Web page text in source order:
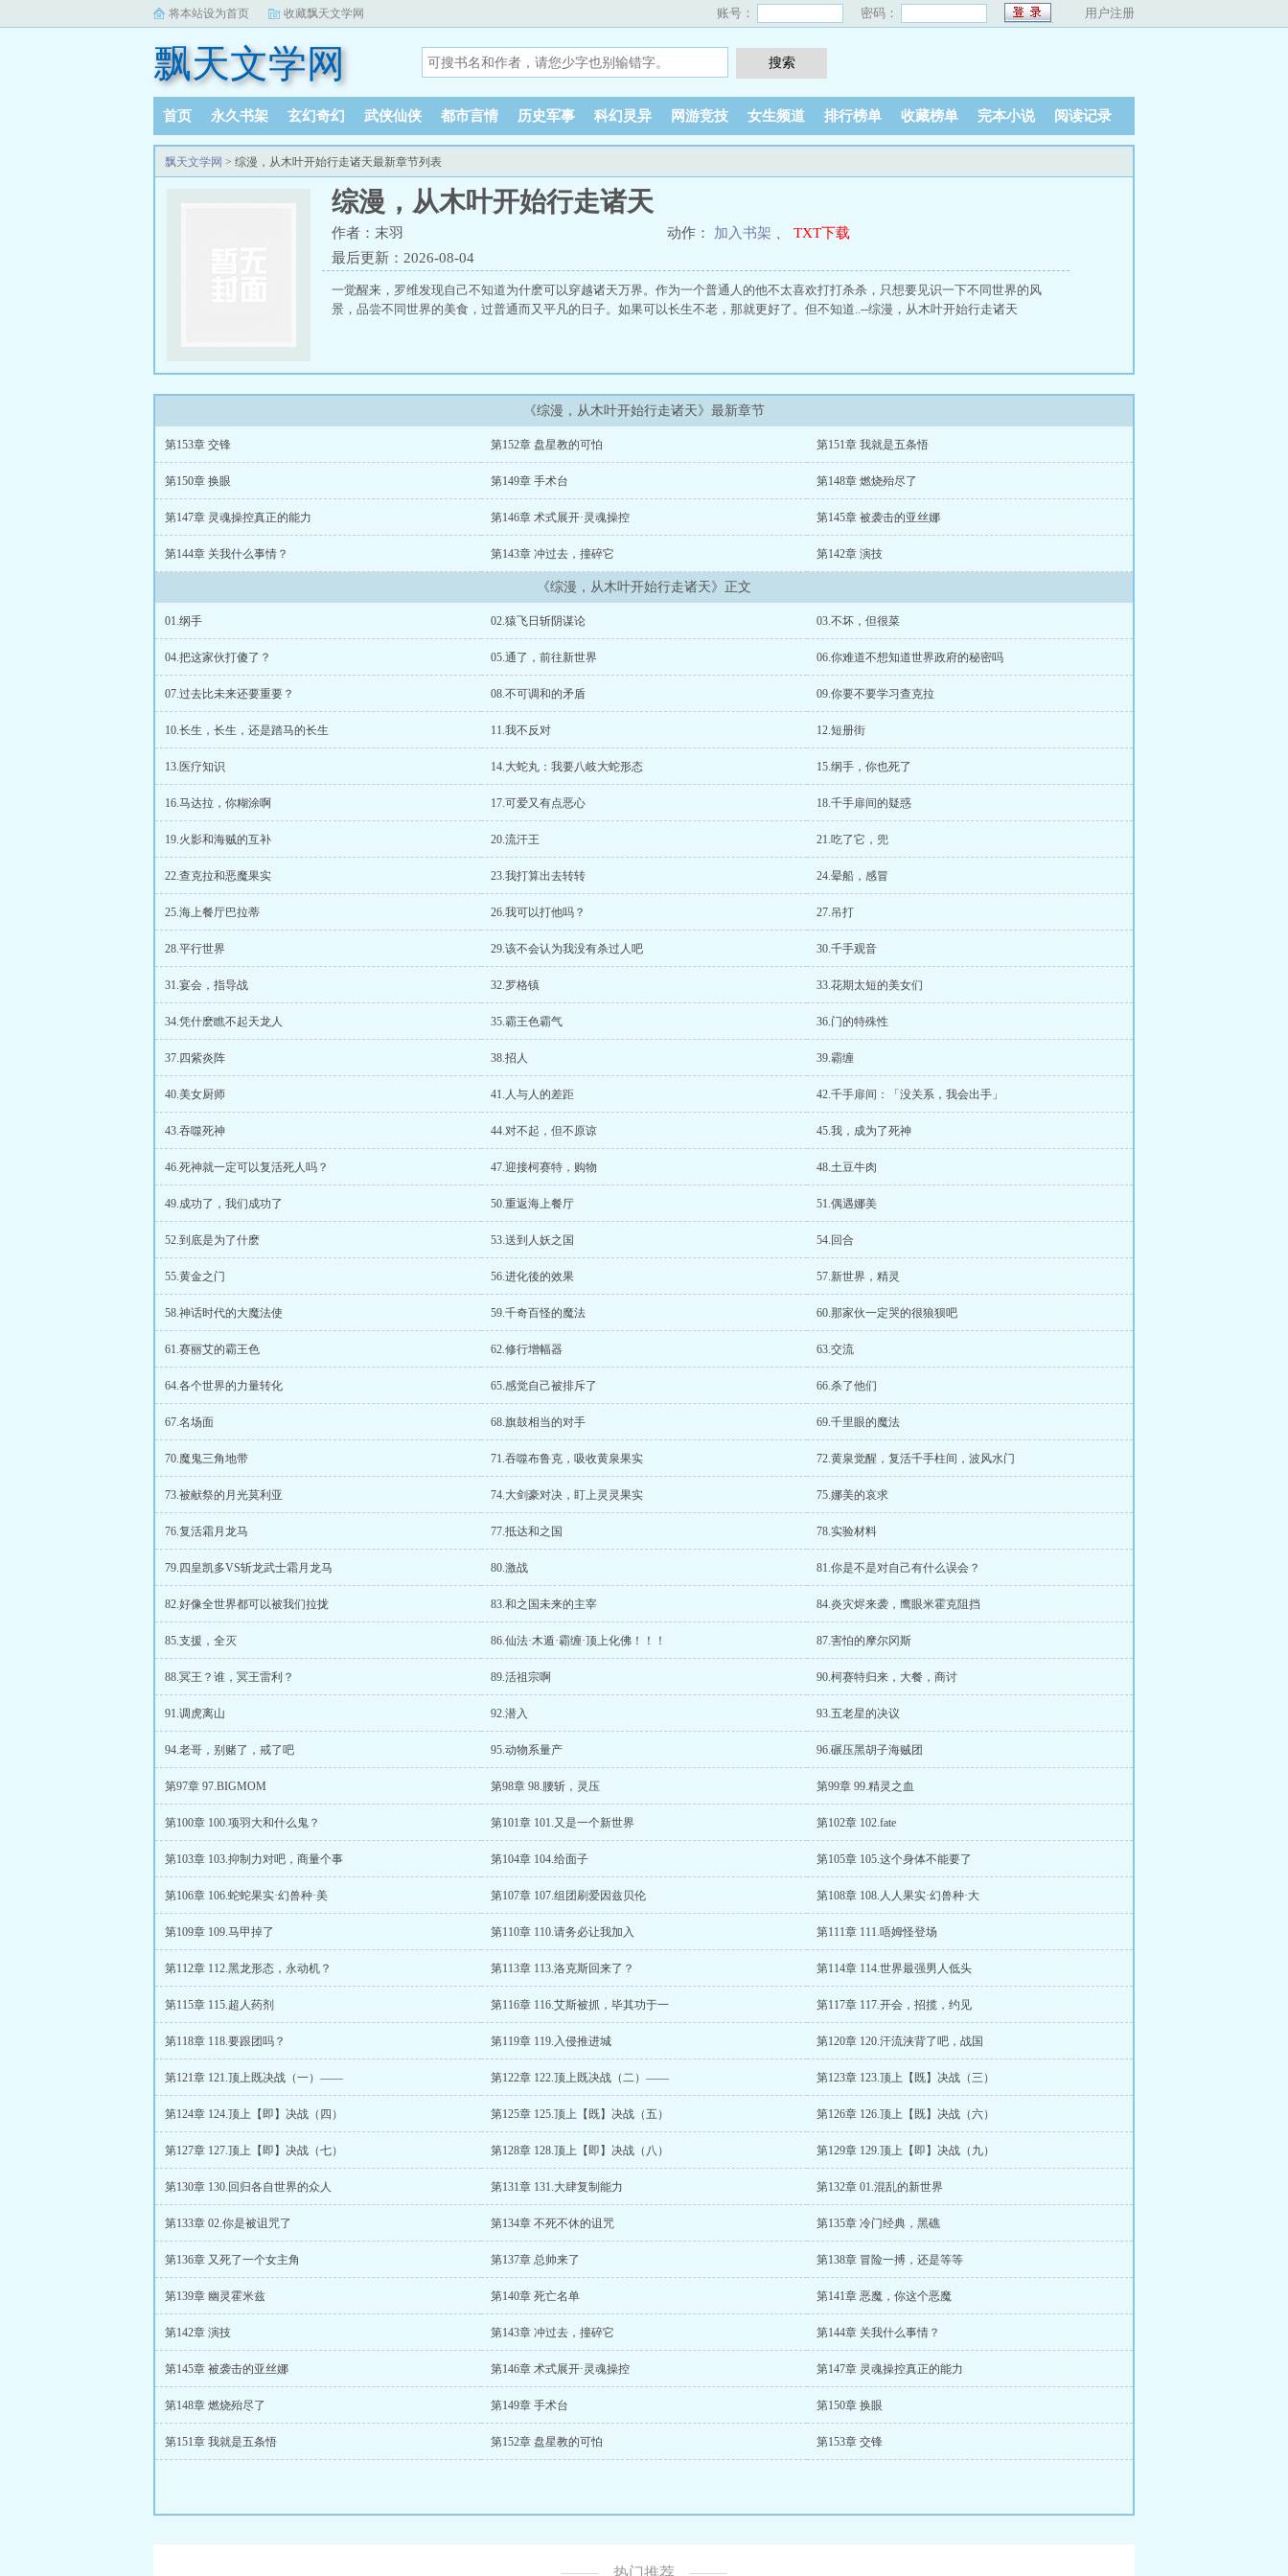
将本站设为首页 收藏飘天文学网 账号： 密码： 用户注册
飘天文学网
首页 永久书架 玄幻奇幻 武侠仙侠 都市言情 历史军事 科幻灵异 网游竞技 女生频道 排行榜单 收藏榜单 完本小说 阅读记录
飘天文学网 > 综漫，从木叶开始行走诸天最新章节列表
综漫，从木叶开始行走诸天
作者：末羽 动作： 加入书架
TXT下载
最后更新：2026-08-04
一觉醒来，罗维发现自己不知道为什麽可以穿越诸天万界。作为一个普通人的他不太喜欢打打杀杀，只想要见识一下不同世界的风
景，品尝不同世界的美食，过普通而又平凡的日子。如果可以长生不老，那就更好了。但不知道..--综漫，从木叶开始行走诸天
《综漫，从木叶开始行走诸天》最新章节
第153章 交锋 第152章 盘星教的可怕 第151章 我就是五条悟
第150章 换眼 第149章 手术台 第148章 燃烧殆尽了
第147章 灵魂操控真正的能力 第146章 术式展开·灵魂操控 第145章 被袭击的亚丝娜
第144章 关我什么事情？ 第143章 冲过去，撞碎它 第142章 演技
《综漫，从木叶开始行走诸天》正文
01.纲手 02.猿飞日斩阴谋论 03.不坏，但很菜
04.把这家伙打傻了？ 05.通了，前往新世界 06.你难道不想知道世界政府的秘密吗
07.过去比未来还要重要？ 08.不可调和的矛盾 09.你要不要学习查克拉
10.长生，长生，还是踏马的长生 11.我不反对 12.短册街
13.医疗知识 14.大蛇丸：我要八岐大蛇形态 15.纲手，你也死了
16.马达拉，你糊涂啊 17.可爱又有点恶心 18.千手扉间的疑惑
19.火影和海贼的互补 20.流汗王 21.吃了它，兜
22.查克拉和恶魔果实 23.我打算出去转转 24.晕船，感冒
25.海上餐厅巴拉蒂 26.我可以打他吗？ 27.吊打
28.平行世界 29.该不会认为我没有杀过人吧 30.千手观音
31.宴会，指导战 32.罗格镇 33.花期太短的美女们
34.凭什麽瞧不起天龙人 35.霸王色霸气 36.门的特殊性
37.四紫炎阵 38.招人 39.霸缠
40.美女厨师 41.人与人的差距 42.千手扉间：「没关系，我会出手」
43.吞噬死神 44.对不起，但不原谅 45.我，成为了死神
46.死神就一定可以复活死人吗？ 47.迎接柯赛特，购物 48.土豆牛肉
49.成功了，我们成功了 50.重返海上餐厅 51.偶遇娜美
52.到底是为了什麽 53.送到人妖之国 54.回合
55.黄金之门 56.进化後的效果 57.新世界，精灵
58.神话时代的大魔法使 59.千奇百怪的魔法 60.那家伙一定哭的很狼狈吧
61.赛丽艾的霸王色 62.修行增幅器 63.交流
64.各个世界的力量转化 65.感觉自己被排斥了 66.杀了他们
67.名场面 68.旗鼓相当的对手 69.千里眼的魔法
70.魔鬼三角地带 71.吞噬布鲁克，吸收黄泉果实 72.黄泉觉醒，复活千手柱间，波风水门
73.被献祭的月光莫利亚 74.大剑豪对决，盯上灵灵果实 75.娜美的哀求
76.复活霜月龙马 77.抵达和之国 78.实验材料
79.四皇凯多VS斩龙武士霜月龙马 80.激战 81.你是不是对自己有什么误会？
82.好像全世界都可以被我们拉拢 83.和之国未来的主宰 84.炎灾烬来袭，鹰眼米霍克阻挡
85.支援，全灭 86.仙法·木遁·霸缠·顶上化佛！！！ 87.害怕的摩尔冈斯
88.冥王？谁，冥王雷利？ 89.活祖宗啊 90.柯赛特归来，大餐，商讨
91.调虎离山 92.潜入 93.五老星的决议
94.老哥，别赌了，戒了吧 95.动物系量产 96.碾压黑胡子海贼团
第97章 97.BIGMOM 第98章 98.腰斩，灵压 第99章 99.精灵之血
第100章 100.项羽大和什么鬼？ 第101章 101.又是一个新世界 第102章 102.fate
第103章 103.抑制力对吧，商量个事 第104章 104.给面子 第105章 105.这个身体不能要了
第106章 106.蛇蛇果实·幻兽种·美 第107章 107.组团刷爱因兹贝伦 第108章 108.人人果实·幻兽种·大
第109章 109.马甲掉了 第110章 110.请务必让我加入 第111章 111.唔姆怪登场
第112章 112.黑龙形态，永动机？ 第113章 113.洛克斯回来了？ 第114章 114.世界最强男人低头
第115章 115.超人药剂 第116章 116.艾斯被抓，毕其功于一 第117章 117.开会，招揽，约见
第118章 118.要跟团吗？ 第119章 119.入侵推进城 第120章 120.汗流浃背了吧，战国
第121章 121.顶上既决战（一）—— 第122章 122.顶上既决战（二）—— 第123章 123.顶上【既】决战（三）
第124章 124.顶上【即】决战（四） 第125章 125.顶上【既】决战（五） 第126章 126.顶上【既】决战（六）
第127章 127.顶上【即】决战（七） 第128章 128.顶上【即】决战（八） 第129章 129.顶上【即】决战（九）
第130章 130.回归各自世界的众人 第131章 131.大肆复制能力 第132章 01.混乱的新世界
第133章 02.你是被诅咒了 第134章 不死不休的诅咒 第135章 冷门经典，黑礁
第136章 又死了一个女主角 第137章 总帅来了 第138章 冒险一搏，还是等等
第139章 幽灵霍米兹 第140章 死亡名单 第141章 恶魔，你这个恶魔
第142章 演技 第143章 冲过去，撞碎它 第144章 关我什么事情？
第145章 被袭击的亚丝娜 第146章 术式展开·灵魂操控 第147章 灵魂操控真正的能力
第148章 燃烧殆尽了 第149章 手术台 第150章 换眼
第151章 我就是五条悟 第152章 盘星教的可怕 第153章 交锋
热门推荐